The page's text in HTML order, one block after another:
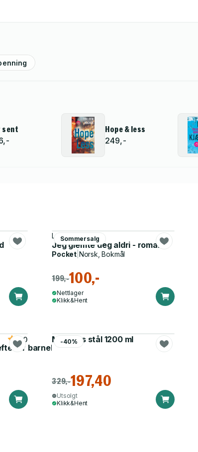
sent
Hope & less
249,-
Sommersalg
Lucy Clarke
Jeg glemte deg aldri - roman
Pocket Norsk, Bokmål
199,-100,-
Nettlager
Klikk&Hent
for barnehagen
5.0 -40%
Matboks stål 1200 ml
329,-197,40
Utsolgt
Klikk&Hent